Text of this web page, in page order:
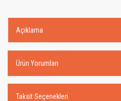
Açıklama
Ürün Yorumları
Taksit Seçenekleri